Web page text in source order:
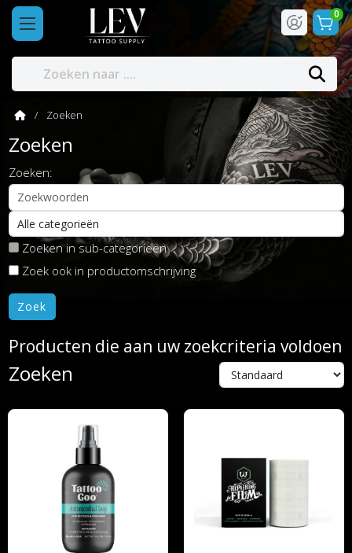
0
Zoeken
Zoeken
Zoeken:
Zoeken in sub-categorieën
Zoek ook in productomschrijving
Producten die aan uw zoekcriteria voldoen
Zoeken